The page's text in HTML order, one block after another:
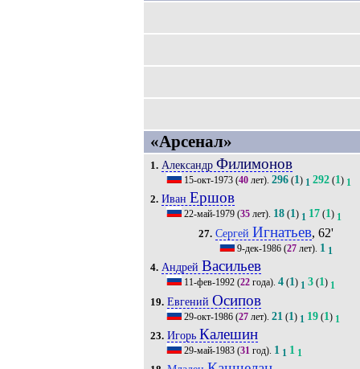
«Арсенал»
1. Александр Филимонов
15-окт-1973(40лет). 296(1) 1 292(1) 1
2. Иван Ершов
22-май-1979(35лет). 18(1) 1 17(1) 1
27. Сергей Игнатьев, 62'
9-дек-1986 (27 лет). 1 1
4. Андрей Васильев
11-фев-1992(22года). 4(1) 1 3(1) 1
19. Евгений Осипов
29-окт-1986(27лет). 21 (1) 1 19(1) 1
23. Игорь Калешин
29-май-1983(31год). 1 1 1 1